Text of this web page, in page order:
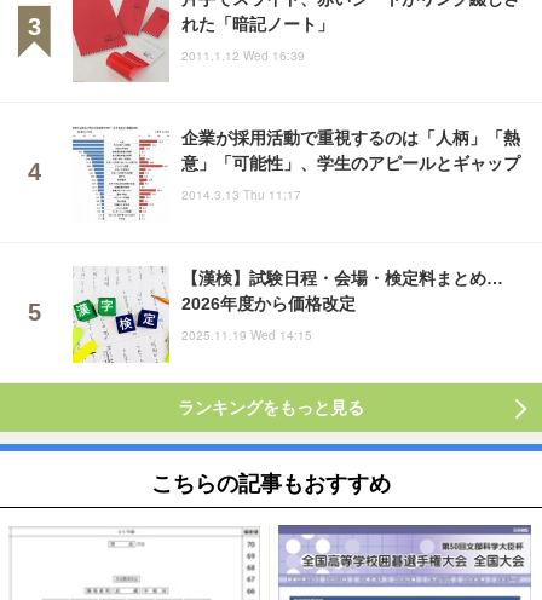
れた「暗記ノート」
2011.1.12 Wed 16:39
企業が採用活動で重視するのは「人柄」「熱
意」「可能性」、学生のアピールとギャップ
2014.3.13 Thu 11:17
【漢検】試験日程・会場・検定料まとめ…
2026年度から価格改定
2025.11.19 Wed 14:15
ランキングをもっと見る
こちらの記事もおすすめ